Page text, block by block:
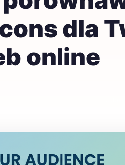
dla
online